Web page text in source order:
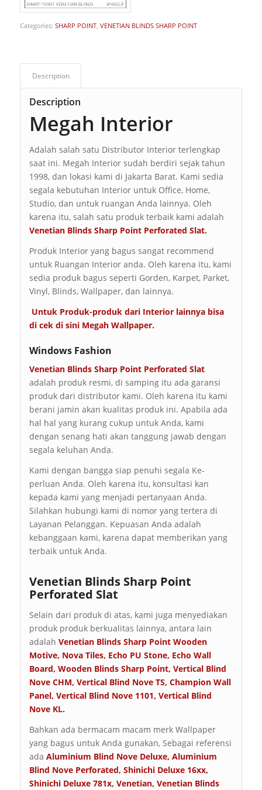
Categories: SHARP POINT, VENETIAN BLINDS SHARP POINT
Description
Description
Megah Interior
Adalah salah satu Distributor Interior terlengkap
saat ini. Megah Interior sudah berdiri sejak tahun
1998, dan lokasi kami di Jakarta Barat. Kami sedia
segala kebutuhan Interior untuk Office, Home,
Studio, dan untuk ruangan Anda lainnya. Oleh
karena itu, salah satu produk terbaik kami adalah
Venetian Blinds Sharp Point Perforated Slat.
Produk Interior yang bagus sangat recommend
untuk Ruangan Interior anda. Oleh karena itu, kami
sedia produk bagus seperti Gorden, Karpet, Parket,
Vinyl, Blinds, Wallpaper, dan lainnya.
Untuk Produk-produk dari Interior lainnya bisa
di cek di sini Megah Wallpaper.
Windows Fashion
Venetian Blinds Sharp Point Perforated Slat
adalah produk resmi, di samping itu ada garansi
produk dari distributor kami. Oleh karena itu kami
berani jamin akan kualitas produk ini. Apabila ada
hal hal yang kurang cukup untuk Anda, kami
dengan senang hati akan tanggung jawab dengan
segala keluhan Anda.
Kami dengan bangga siap penuhi segala Ke-
perluan Anda. Oleh karena itu, konsultasi kan
kepada kami yang menjadi pertanyaan Anda.
Silahkan hubungi kami di nomor yang tertera di
Layanan Pelanggan. Kepuasan Anda adalah
kebanggaan kami, karena dapat memberikan yang
terbaik untuk Anda.
Venetian Blinds Sharp Point
Perforated Slat
Selain dari produk di atas, kami juga menyediakan
produk produk berkualitas lainnya, antara lain
adalah Venetian Blinds Sharp Point Wooden
Motive, Nova Tiles, Echo PU Stone, Echo Wall
Board, Wooden Blinds Sharp Point, Vertical Blind
Nove CHM, Vertical Blind Nove TS, Champion Wall
Panel, Vertical Blind Nove 1101, Vertical Blind
Nove KL.
Bahkan ada bermacam macam merk Wallpaper
yang bagus untuk Anda gunakan, Sebagai referensi
ada Aluminium Blind Nove Deluxe, Aluminium
Blind Nove Perforated, Shinichi Deluxe 16xx,
Shinichi Deluxe 781x, Venetian, Venetian Blinds